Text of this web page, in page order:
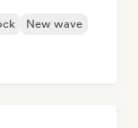
New wave